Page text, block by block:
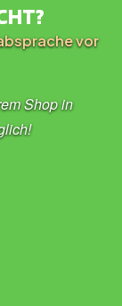
vor
Shop in